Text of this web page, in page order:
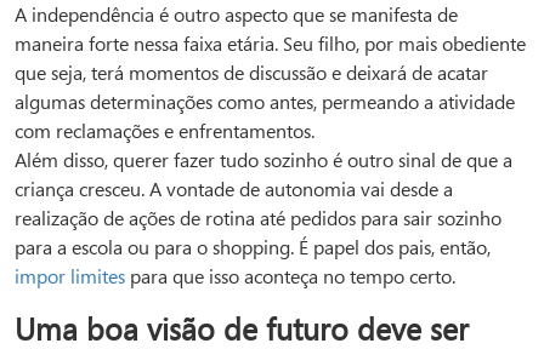
A independência é outro aspecto que se manifesta de
maneira forte nessa faixa etária. Seu filho, por mais obediente
que seja, terá momentos de discussão e deixará de acatar
algumas determinações como antes, permeando a atividade
com reclamações e enfrentamentos.
Além disso, querer fazer tudo sozinho é outro sinal de que a
criança cresceu. A vontade de autonomia vai desde a
realização de ações de rotina até pedidos para sair sozinho
para a escola ou para o shopping. É papel dos pais, então,
impor limites para que isso aconteça no tempo certo.
Uma boa visão de futuro deve ser